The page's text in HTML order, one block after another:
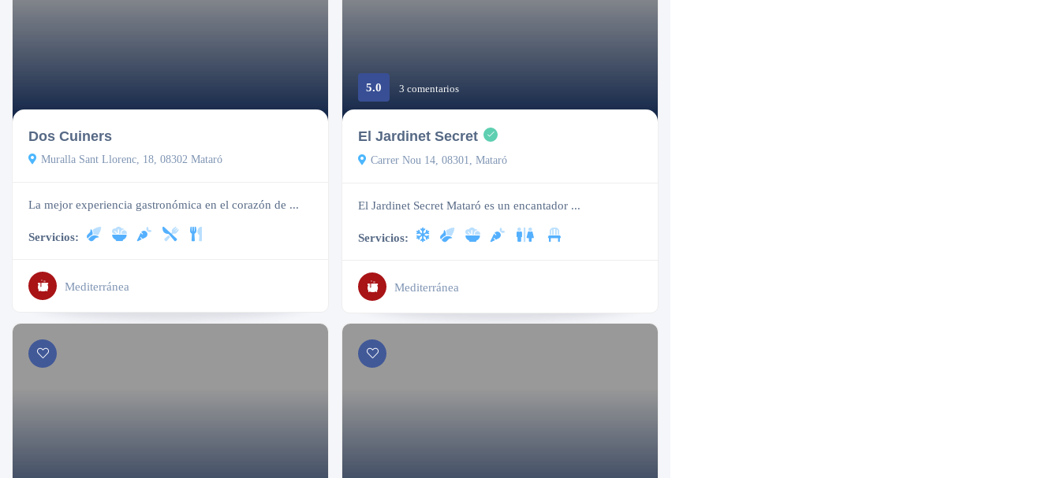
Dos Cuiners
Muralla Sant Llorenc, 18, 08302 Mataró
La mejor experiencia gastronómica en el corazón de ...
Servicios:
Mediterránea
5.0 3 comentarios
El Jardinet Secret
Carrer Nou 14, 08301, Mataró
El Jardinet Secret Mataró es un encantador ...
Servicios:
Mediterránea